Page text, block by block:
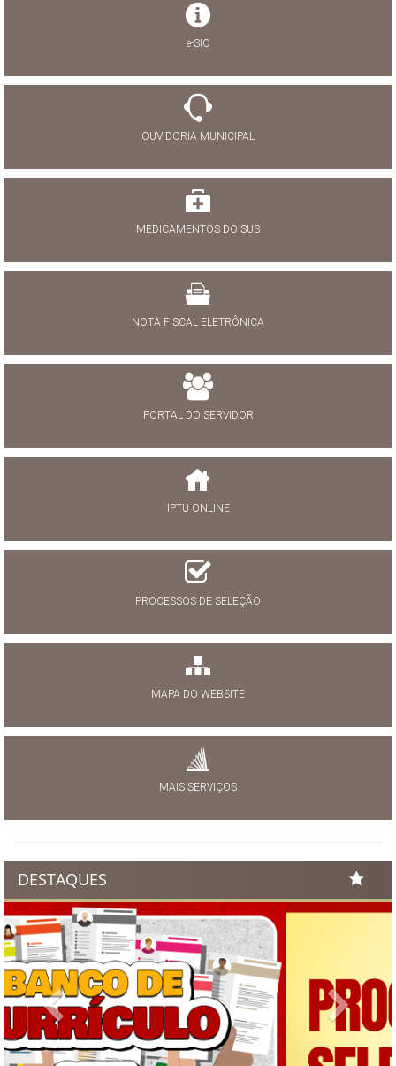
e-SIC
OUVIDORIA MUNICIPAL
MEDICAMENTOS DO SUS
NOTA FISCAL ELETRÔNICA
PORTAL DO SERVIDOR
IPTU ONLINE
PROCESSOS DE SELEÇÃO
MAPA DO WEBSITE
MAIS SERVIÇOS
DESTAQUES